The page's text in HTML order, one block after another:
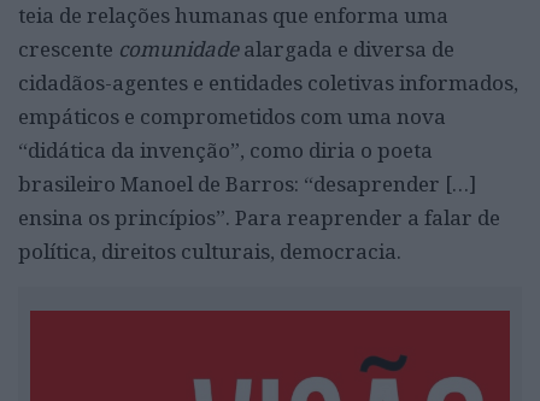
teia de relações humanas que enforma uma
crescente comunidadealargada e diversa de
cidadãos-agentes e entidades coletivas informados,
empáticos e comprometidos com uma nova
“didática da invenção”, como diria o poeta
brasileiro Manoel de Barros: “desaprender […]
ensina os princípios”. Para reaprender a falar de
política, direitos culturais, democracia.